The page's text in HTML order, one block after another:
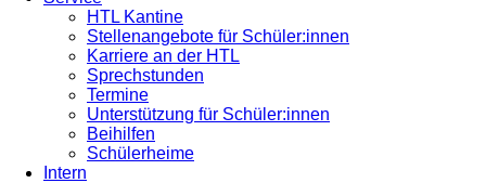
HTL Kantine
Stellenangebote für Schüler:innen
Karriere an der HTL
Sprechstunden
Termine
Unterstützung für Schüler:innen
Beihilfen
Schülerheime
Intern